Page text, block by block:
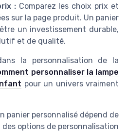
:Comparez les choix prix et
sur la page produit. Un panier
un investissement durable,
et de qualité.
la personnalisation de la
personnaliser la lampe
pour un univers vraiment
panier personnalisé dépend de
des options de personnalisation